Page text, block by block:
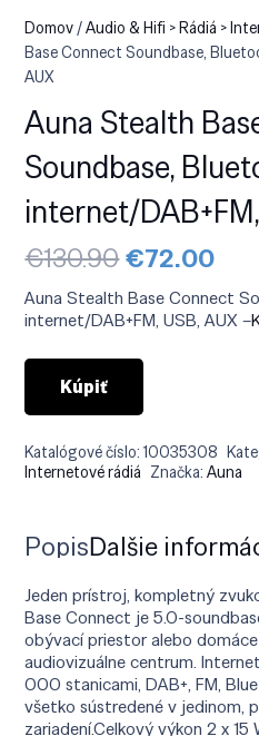
Domov/Audio & Hifi > Rádiá >
Base Connect Soundbase,
AUX
Auna Stealth
Soundbase,
internet/
€130.90Pôvodná
cena
bola:
€130.90.
€72.00
je:
Auna Stealth Base Connect
internet/DAB+FM, USB, AUX –
Kúpiť
Katalógové číslo:10035308
Internetové rádiá Značka:Auna
PopisĎalšie
Jeden prístroj, kompletný
Base Connect je 5.0-
obývací priestor alebo
audiovizuálne centrum.
000 stanicami, DAB+, FM,
všetko sústredené v jedinom,
zariadení.Celkový výkon 2 x 15